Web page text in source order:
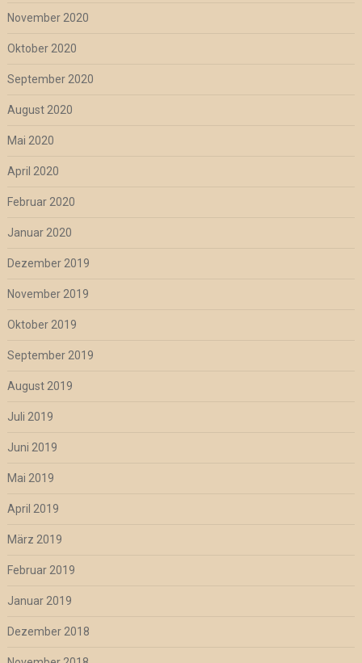
November 2020
Oktober 2020
September 2020
August 2020
Mai 2020
April 2020
Februar 2020
Januar 2020
Dezember 2019
November 2019
Oktober 2019
September 2019
August 2019
Juli 2019
Juni 2019
Mai 2019
April 2019
März 2019
Februar 2019
Januar 2019
Dezember 2018